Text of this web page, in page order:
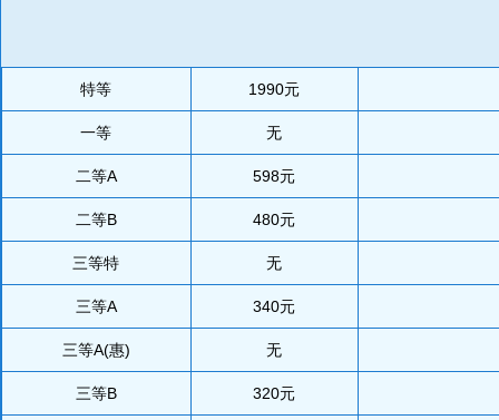
特等 1990元
一等 无
二等A 598元
二等B 480元
三等特 无
三等A 340元
三等A(惠) 无
三等B 320元